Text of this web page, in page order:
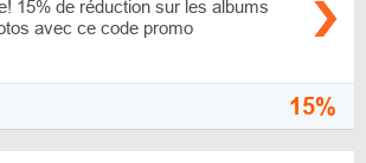
15% de réduction sur les albums
avec ce code promo
15%